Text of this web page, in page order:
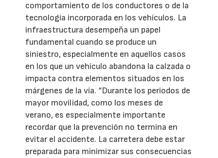
comportamiento de los conductores o de la
tecnología incorporada en los vehículos. La
infraestructura desempeña un papel
fundamental cuando se produce un
siniestro, especialmente en aquellos casos
en los que un vehículo abandona la calzada o
impacta contra elementos situados en los
márgenes de la vía. “Durante los periodos de
mayor movilidad, como los meses de
verano, es especialmente importante
recordar que la prevención no termina en
evitar el accidente. La carretera debe estar
preparada para minimizar sus consecuencias